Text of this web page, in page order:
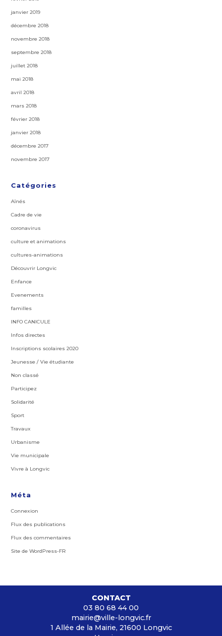
janvier 2019
décembre 2018
novembre 2018
septembre 2018
juillet 2018
mai 2018
avril 2018
mars 2018
février 2018
janvier 2018
décembre 2017
novembre 2017
Catégories
Aînés
Cadre de vie
coronavirus
culture et animations
cultures-animations
Découvrir Longvic
Enfance
Evenements
familles
INFO CANICULE
Infos directes
Inscriptions scolaires 2020
Jeunesse / Vie étudiante
Non classé
Participez
Solidarité
Sport
Travaux
Urbanisme
Vie municipale
Vivre à Longvic
Méta
Connexion
Flux des publications
Flux des commentaires
Site de WordPress-FR
CONTACT
03 80 68 44 00
mairie@ville-longvic.fr
1 Allée de la Mairie, 21600 Longvic